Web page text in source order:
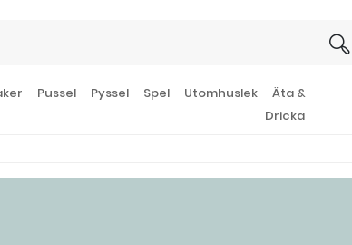
Pussel Pyssel Spel Utomhuslek
Äta &
Dricka